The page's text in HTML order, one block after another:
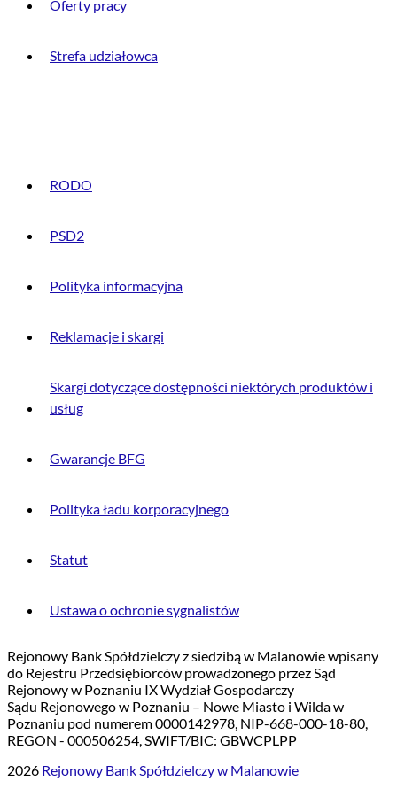
Oferty pracy
Strefa udziałowca
RODO
PSD2
Polityka informacyjna
Reklamacje i skargi
Skargi dotyczące dostępności niektórych produktów i
usług
Gwarancje BFG
Polityka ładu korporacyjnego
Statut
Ustawa o ochronie sygnalistów
Rejonowy Bank Spółdzielczy z siedzibą w Malanowie wpisany
do Rejestru Przedsiębiorców prowadzonego przez Sąd
Rejonowy w Poznaniu IX Wydział Gospodarczy
Sądu Rejonowego w Poznaniu – Nowe Miasto i Wilda w
Poznaniu pod numerem 0000142978, NIP-668-000-18-80,
REGON - 000506254, SWIFT/BIC: GBWCPLPP
2026 Rejonowy Bank Spółdzielczy w Malanowie